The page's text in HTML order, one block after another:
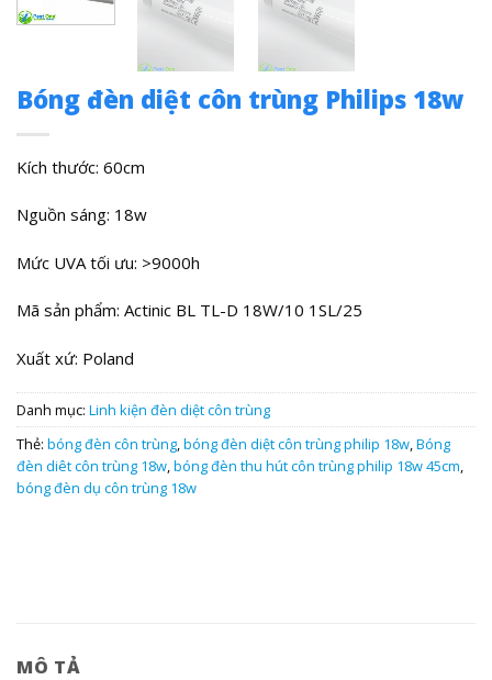
Bóng đèn diệt côn trùng Philips 18w
Kích thước: 60cm
Nguồn sáng: 18w
Mức UVA tối ưu: >9000h
Mã sản phẩm: Actinic BL TL-D 18W/10 1SL/25
Xuất xứ: Poland
Danh mục: Linh kiện đèn diệt côn trùng
Thẻ: bóng đèn côn trùng,bóng đèn diệt côn trùng philip 18w,Bóng
đèn diêt côn trùng 18w,bóng đèn thu hút côn trùng philip 18w 45cm,
bóng đèn dụ côn trùng 18w
MÔ TẢ